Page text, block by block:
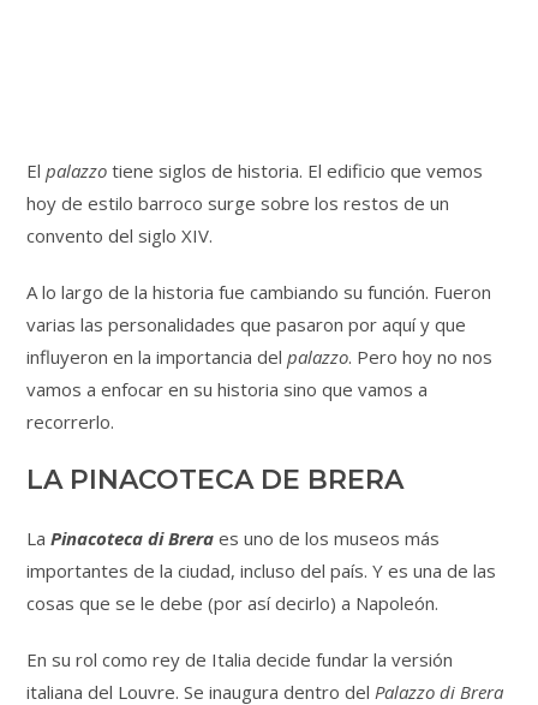
Elpalazzo tiene siglos de historia. El edificio que vemos
hoy de estilo barroco surge sobre los restos de un
convento del siglo XIV.
A lo largo de la historia fue cambiando su función. Fueron
varias las personalidades que pasaron por aquí y que
influyeron en la importancia delpalazzo. Pero hoy no nos
vamos a enfocar en su historia sino que vamos a
recorrerlo.
LA PINACOTECA DE BRERA
LaPinacoteca di Brera es uno de los museos más
importantes de la ciudad, incluso del país. Y es una de las
cosas que se le debe (por así decirlo) a Napoleón.
En su rol como rey de Italia decide fundar la versión
italiana del Louvre. Se inaugura dentro delPalazzo di Brera